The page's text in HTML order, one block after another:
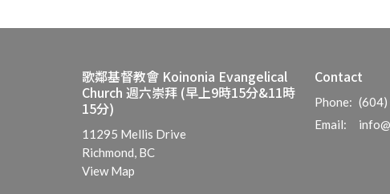
歌鄰基督教會 Koinonia Evangelical
Church 週六崇拜 (早上9時15分&11時
15分)
11295 Mellis Drive
Richmond, BC
View Map
Contact
Phone:
Email: